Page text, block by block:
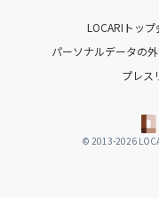
LOCARIトップ
パーソナルデータの
プレス
© 2013-2026